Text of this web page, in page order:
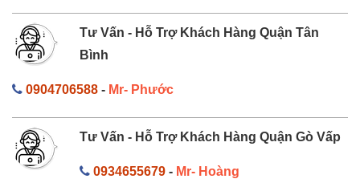
Tư Vấn - Hỗ Trợ Khách Hàng Quận Tân
Bình
0904706588 - Mr- Phước
Tư Vấn - Hỗ Trợ Khách Hàng Quận Gò Vấp
0934655679- Mr- Hoàng